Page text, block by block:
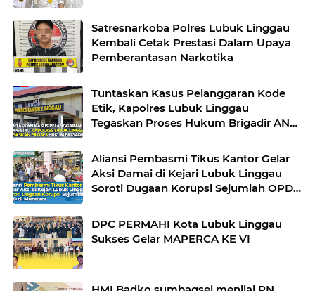
Satresnarkoba Polres Lubuk Linggau
Kembali Cetak Prestasi Dalam Upaya
Pemberantasan Narkotika
Tuntaskan Kasus Pelanggaran Kode
Etik, Kapolres Lubuk Linggau
Tegaskan Proses Hukum Brigadir AN
Aliansi Pembasmi Tikus Kantor Gelar
Aksi Damai di Kejari Lubuk Linggau
Soroti Dugaan Korupsi Sejumlah OPD
DPC PERMAHI Kota Lubuk Linggau
Sukses Gelar MAPERCA KE VI